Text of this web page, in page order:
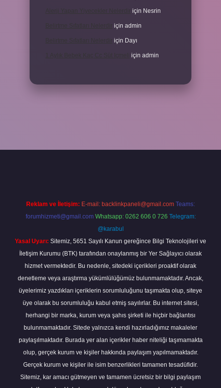
için Nesrin
için admin
için Dayı
için admin
Reklam ve İletişim: E-mail: backlinkpaneli@gmail.com Teams:
forumhizmeti@gmail.com Whatsapp: 0262 606 0 726 Telegram:
@karabul
Yasal Uyarı: Sitemiz, 5651 Sayılı Kanun gereğince Bilgi Teknolojileri ve
İletişim Kurumu (BTK) tarafından onaylanmış bir Yer Sağlayıcı olarak
hizmet vermektedir. Bu nedenle, sitedeki içerikleri proaktif olarak
denetleme veya araştırma yükümlülüğümüz bulunmamaktadır. Ancak,
üyelerimiz yazdıkları içeriklerin sorumluluğunu taşımakta olup, siteye
üye olarak bu sorumluluğu kabul etmiş sayılırlar. Bu internet sitesi,
herhangi bir marka, kurum veya şahıs şirketi ile hiçbir bağlantısı
bulunmamaktadır. Sitede yalnızca kendi hazırladığımız makaleler
paylaşılmaktadır. Burada yer alan içerikler haber niteliği taşımamakta
olup, gerçek kurum ve kişiler hakkında paylaşım yapılmamaktadır.
Gerçek kurum ve kişiler ile isim benzerlikleri tamamen tesadüfidir.
Sitemiz, kar amacı gütmeyen ve tamamen ücretsiz bir bilgi paylaşım